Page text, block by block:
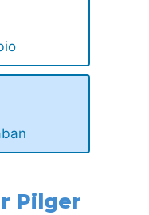
Pilger